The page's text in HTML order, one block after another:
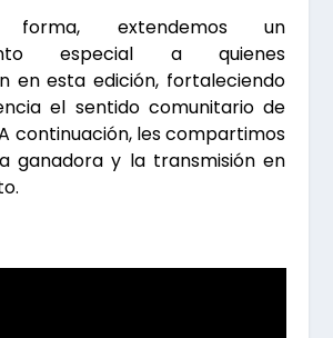
extendemos un
especial a quienes
en esta edición, fortaleciendo
el sentido comunitario de
continuación, les compartimos
ganadora y la transmisión en